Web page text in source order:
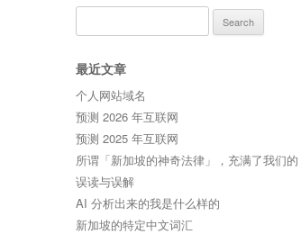
for:
最近文章
个人网站域名
预测 2026 年互联网
预测 2025 年互联网
所谓「新加坡的神奇法律」，充满了我们的
误读与误解
AI 分析出来的我是什么样的
新加坡的特定中文词汇